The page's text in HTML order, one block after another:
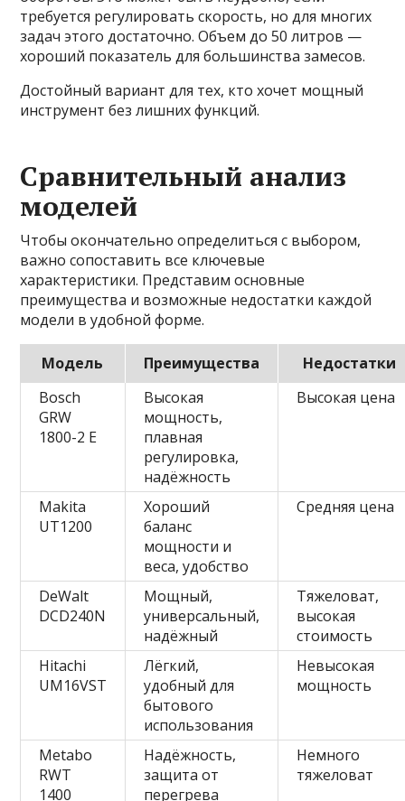
требуется регулировать скорость, но для многих
задач этого достаточно. Объем до 50 литров —
хороший показатель для большинства замесов.
Достойный вариант для тех, кто хочет мощный
инструмент без лишних функций.
Сравнительный анализ
моделей
Чтобы окончательно определиться с выбором,
важно сопоставить все ключевые
характеристики. Представим основные
преимущества и возможные недостатки каждой
модели в удобной форме.
Модель Преимущества
Недостатки
Bosch
GRW
1800-2 E
Высокая
мощность,
плавная
регулировка,
надёжность
Высокая цена
Makita
UT1200
Хороший
баланс
мощности и
веса, удобство
Средняя цена
DeWalt
DCD240N
Мощный,
универсальный,
надёжный
Тяжеловат,
высокая
стоимость
Hitachi
UM16VST
Лёгкий,
удобный для
бытового
использования
Невысокая
мощность
Metabo
RWT
1400
Надёжность,
защита от
перегрева
Немного
тяжеловат